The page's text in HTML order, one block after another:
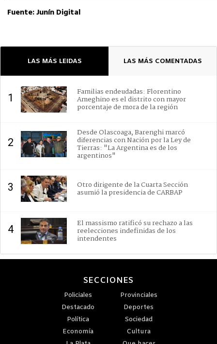
Fuente: Junín Digital
LAS MÁS LEIDAS LAS MÁS COMENTADAS
1 Familias endeudadas: Florentino
Ameghino es el distrito con mayor
porcentaje de mora de la región
2
Desde Olascoaga, Barenghi marcó
diferencias con Nación por la Ley de
Tierras: "La Argentina es de los
argentinos"
3 Otro dirigente de la Cuarta Sección
asumió la presidencia de CARBAP
4 El massismo ratificó su rechazo a las
reelecciones indefinidas de los
intendentes
SECCIONES
Policiales
Provinciales
Destacado
Deportes
Política
Sociedad
Economía
Cultura